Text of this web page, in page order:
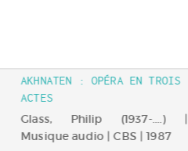
AKHNATEN : OPÉRA EN TROIS
ACTES
Glass, Philip (1937-....) |
Musique audio | CBS | 1987